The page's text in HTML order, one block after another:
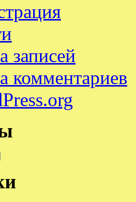
записей
комментариев